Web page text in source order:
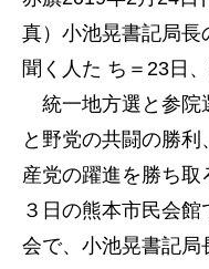
真）小池晃書記局長
聞く人た ち＝23日
統一地方選と参院
と野党の共闘の勝利
産党の躍進を勝ち取
３日の熊本市民会館
会で、小池晃書記局